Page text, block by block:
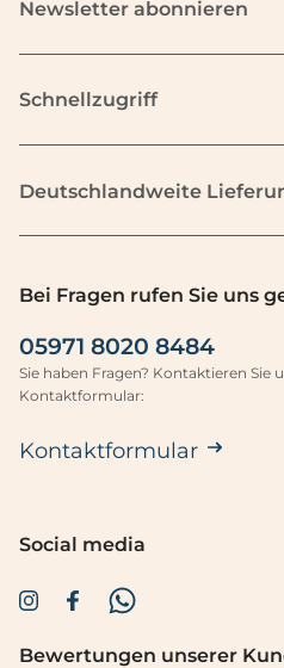
Newsletter abonnieren
Schnellzugriff
Deutschlandweite
Bei Fragen rufen Sie uns
05971 8020 8484
Sie haben Fragen? Kontaktieren Sie
Kontaktformular:
Kontaktformular
Social media
Bewertungen unserer